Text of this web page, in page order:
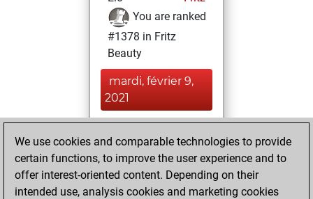
You are ranked
#1378 in Fritz
Beauty
mardi, février 9,
2021
BeautyScore of 390
Fritz
achieved a new Elo
We use cookies and comparable technologies to provide
certain functions, to improve the user experience and to
offer interest-oriented content. Depending on their
intended use, analysis cookies and marketing cookies